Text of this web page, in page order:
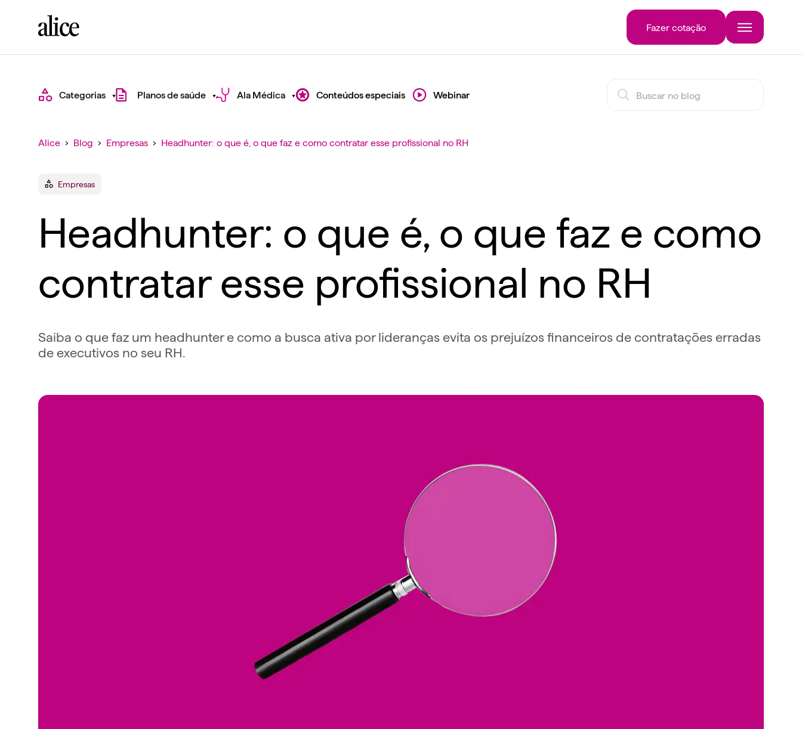
Fazer cotação
Categorias Planos de saúde Ala Médica Conteúdos especiais Webinar
Alice › Blog › Empresas › Headhunter: o que é, o que faz e como contratar esse profissional no RH
Empresas
Headhunter: o que é, o que faz e como
contratar esse profissional no RH
Saiba o que faz um headhunter e como a busca ativa por lideranças evita os prejuízos financeiros de contratações erradas
de executivos no seu RH.